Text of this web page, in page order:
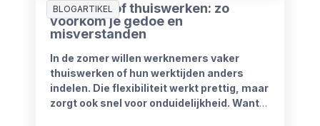
BLOGARTIKEL
Zomerproof thuiswerken: zo
voorkom je gedoe en
misverstanden
In de zomer willen werknemers vaker
thuiswerken of hun werktijden anders
indelen. Die flexibiliteit werkt prettig, maar
zorgt ook snel voor onduidelijkheid. Want